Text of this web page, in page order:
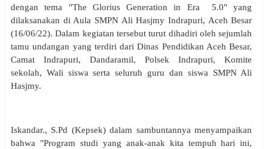
dengan tema "The Glorius Generation in Era 5.0" yang
dilaksanakan di Aula SMPN Ali Hasjmy Indrapuri, Aceh Besar
(16/06/22). Dalam kegiatan tersebut turut dihadiri oleh sejumlah
tamu undangan yang terdiri dari Dinas Pendidikan Aceh Besar,
Camat Indrapuri, Dandaramil, Polsek Indrapuri, Komite
sekolah, Wali siswa serta seluruh guru dan siswa SMPN Ali
Hasjmy.
Iskandar., S.Pd (Kepsek) dalam sambuntannya menyampaikan
bahwa "Program studi yang anak-anak kita tempuh hari ini,